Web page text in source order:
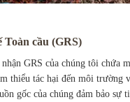
Toàn cầu (GRS)
GRS của chúng tôi chứa
thiểu tác hại đến môi trường
gốc của chúng đảm bảo sự